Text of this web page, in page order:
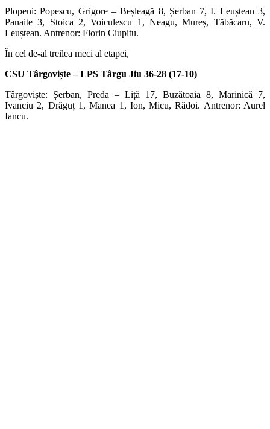
Plopeni: Popescu, Grigore – Beșleagă 8, Șerban 7, I. Leuștean 3,
Panaite 3, Stoica 2, Voiculescu 1, Neagu, Mureș, Tăbăcaru, V.
Leuștean. Antrenor: Florin Ciupitu.
În cel de-al treilea meci al etapei,
CSU Târgoviște – LPS Târgu Jiu 36-28 (17-10)
Târgoviște: Șerban, Preda – Liță 17, Buzătoaia 8, Marinică 7,
Ivanciu 2, Drăguț 1, Manea 1, Ion, Micu, Rădoi. Antrenor: Aurel
Iancu.